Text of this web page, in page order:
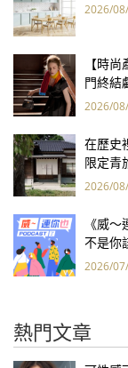
2026/
【時
門終結
報亮眼
2026/
在歷史
限定青
2026/
《威
不是你
2026/
熱門文章